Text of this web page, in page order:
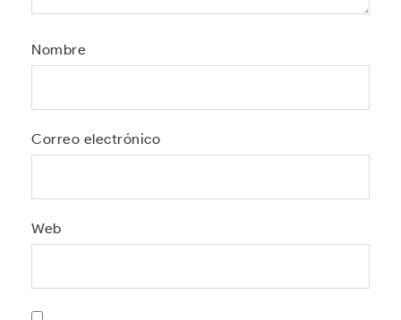
Nombre
Correo electrónico
Web